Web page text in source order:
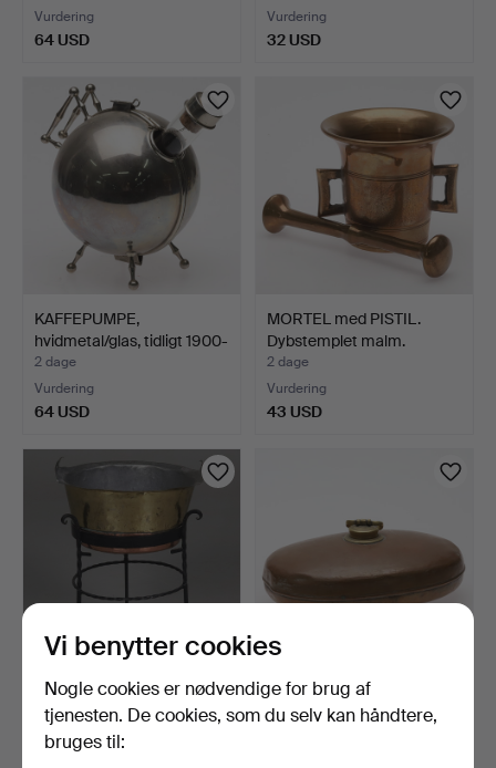
Vurdering
64 USD
Vurdering
32 USD
KAFFEPUMPE,
hvidmetal/glas, tidligt 1900-
t…
2 dage
Vurdering
64 USD
MORTEL med PISTIL.
Dybstemplet malm.
2 dage
Vurdering
43 USD
MESSING- &
KOPPARBALJE, på
benstativ, 2 de…
2 dage
SENGVARMER. Kobber &
messing, 1800/1900-ta…
Vi benytter cookies
Nogle cookies er nødvendige for brug af
tjenesten. De cookies, som du selv kan håndtere,
bruges til: